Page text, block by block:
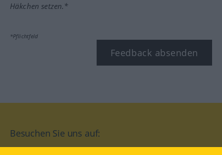
Häkchen setzen.*
*Pflichtfeld
Feedback absenden
Besuchen Sie uns auf: